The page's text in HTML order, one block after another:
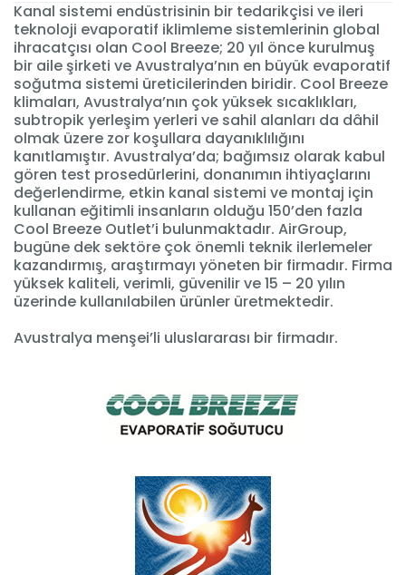
Kanal sistemi endüstrisinin bir tedarikçisi ve ileri
teknoloji evaporatif iklimleme sistemlerinin global
ihracatçısı olan Cool Breeze; 20 yıl önce kurulmuş
bir aile şirketi ve Avustralya’nın en büyük evaporatif
soğutma sistemi üreticilerinden biridir. Cool Breeze
klimaları, Avustralya’nın çok yüksek sıcaklıkları,
subtropik yerleşim yerleri ve sahil alanları da dâhil
olmak üzere zor koşullara dayanıklılığını
kanıtlamıştır. Avustralya’da; bağımsız olarak kabul
gören test prosedürlerini, donanımın ihtiyaçlarını
değerlendirme, etkin kanal sistemi ve montaj için
kullanan eğitimli insanların olduğu 150’den fazla
Cool Breeze Outlet’i bulunmaktadır. AirGroup,
bugüne dek sektöre çok önemli teknik ilerlemeler
kazandırmış, araştırmayı yöneten bir firmadır. Firma
yüksek kaliteli, verimli, güvenilir ve 15 – 20 yılın
üzerinde kullanılabilen ürünler üretmektedir.
Avustralya menşei’li uluslararası bir firmadır.